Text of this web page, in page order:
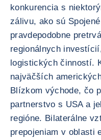
konkurencia s
zálivu, ako sú
pravdepodobne
regionálnych
logistických činností.
najväčších
Blízkom východe, čo
partnerstvo s USA a
regióne. Bilaterálne
prepojeniam v oblasti